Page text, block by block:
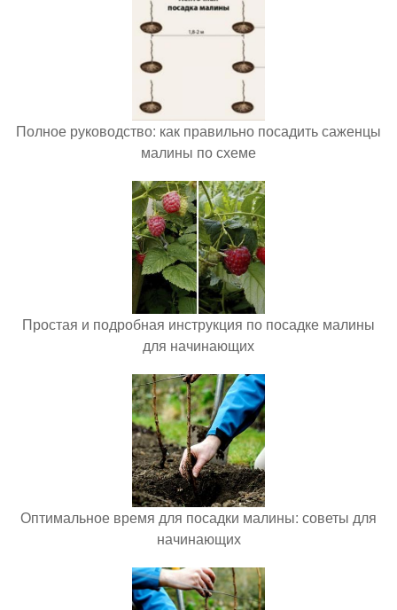
Полное руководство: как правильно посадить саженцы
малины по схеме
Простая и подробная инструкция по посадке малины
для начинающих
Оптимальное время для посадки малины: советы для
начинающих